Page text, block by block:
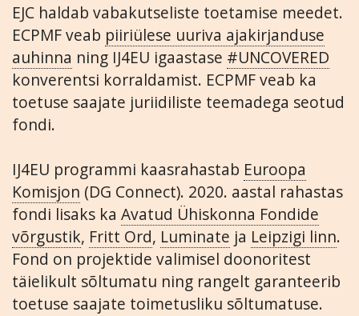
EJC haldab vabakutseliste toetamise meedet.
ECPMF veab piiriülese uuriva ajakirjanduse
auhinna ning IJ4EU igaastase #UNCOVERED
konverentsi korraldamist. ECPMF veab ka
toetuse saajate juriidiliste teemadega seotud
fondi.
IJ4EU programmi kaasrahastab Euroopa
Komisjon (DG Connect). 2020. aastal rahastas
fondi lisaks ka Avatud Ühiskonna Fondide
võrgustik, Fritt Ord, Luminate ja Leipzigi linn.
Fond on projektide valimisel doonoritest
täielikult sõltumatu ning rangelt garanteerib
toetuse saajate toimetusliku sõltumatuse.